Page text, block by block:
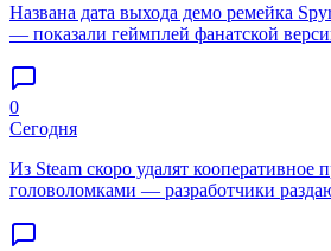
Названа дата выхода демо ремейка
— показали геймплей фанатской
0
Сегодня
Из Steam скоро удалят кооперативное
головоломками — разработчики